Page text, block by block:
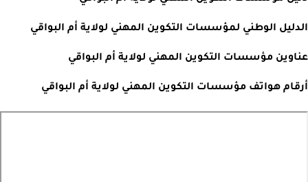
الدليل الوطني لمؤسسات التكوين المهني لولاية أم البواقي
عناوين مؤسسات التكوين المهني لولاية أم البواقي
أرقام هواتف مؤسسات التكوين المهني لولاية أم البواقي